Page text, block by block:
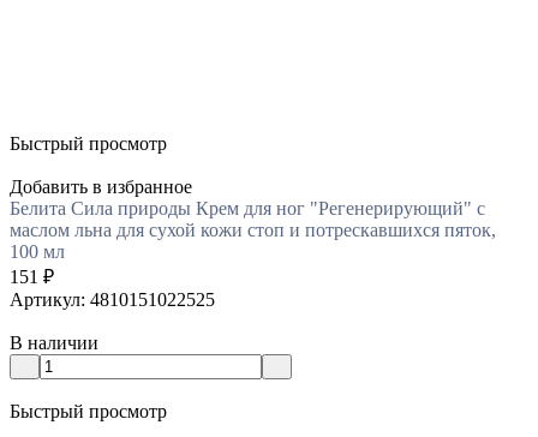
Быстрый просмотр
Добавить в избранное
Белита Сила природы Крем для ног "Регенерирующий" с
маслом льна для сухой кожи стоп и потрескавшихся пяток,
100 мл
151 ₽
Артикул: 4810151022525
В наличии
Быстрый просмотр